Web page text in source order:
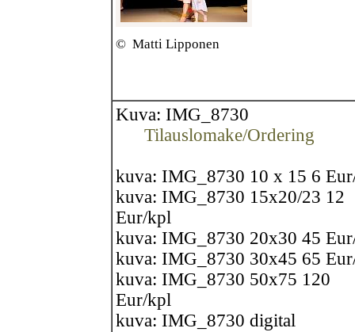
© Matti Lipponen
Kuva: IMG_8730
Tilauslomake/Ordering
kuva: IMG_8730 10 x 15 6
kuva: IMG_8730 15x20/23 12
Eur/kpl
kuva: IMG_8730 20x30 45
kuva: IMG_8730 30x45 65
kuva: IMG_8730 50x75 120
Eur/kpl
kuva: IMG_8730 digital